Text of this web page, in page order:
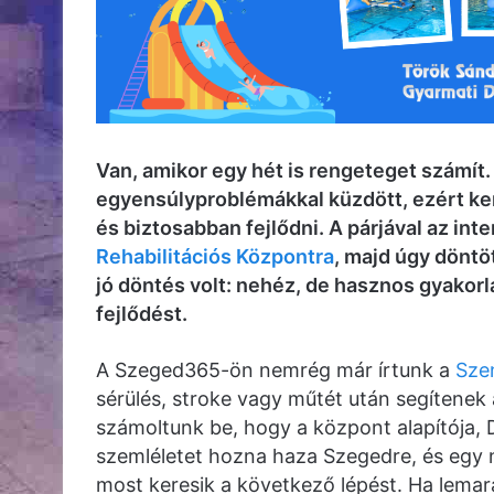
Van, amikor egy hét is rengeteget
egyensúlyproblémákkal küzdött, ezért
és biztosabban fejlődni. A párjával az
Rehabilitációs Központra, majd úgy
jó döntés volt: nehéz, de hasznos
fejlődést.
A Szeged365-ön nemrég már írtunk a
sérülés, stroke vagy műtét után
számoltunk be, hogy a központ alapítója,
szemléletet hozna haza Szegedre, és
most keresik a következő lépést. Ha